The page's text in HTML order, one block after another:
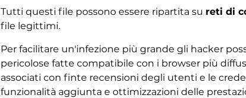
Tutti questi file possono essere ripartita su reti di
file legittimi.
Per facilitare un'infezione più grande gli hacker
pericolose fatte compatibile con i browser più
associati con finte recensioni degli utenti e le
funzionalità aggiunta e ottimizzazioni delle